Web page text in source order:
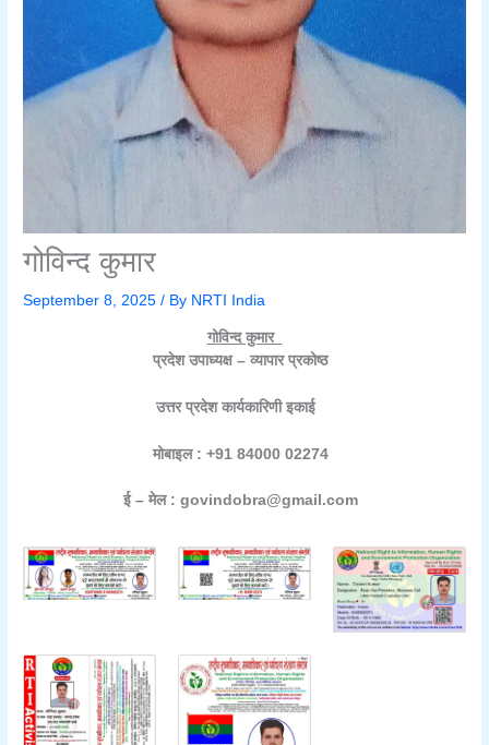
गोविन्द कुमार
September 8, 2025/ By NRTI India
गोविन्द कुमार
प्रदेश उपाध्यक्ष – व्यापार प्रकोष्ठ
उत्तर प्रदेश कार्यकारिणी इकाई
मोबाइल : +91 84000 02274
ई – मेल : govindobra@gmail.com